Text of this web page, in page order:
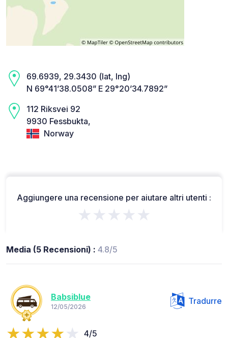
69.6939, 29.3430 (lat, lng)
N 69°41’38.0508” E 29°20’34.7892”
112 Riksvei 92
9930 Fessbukta,
Norway
Aggiungere una recensione per aiutare altri utenti :
★★★★★
Media (5 Recensioni) : 4.8/5
Babsiblue
12/05/2026
Tradurre
4/5